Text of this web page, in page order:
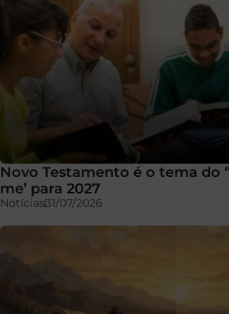
Novo Testamento é o tema do
me’ para 2027
Notícias31/07/2026